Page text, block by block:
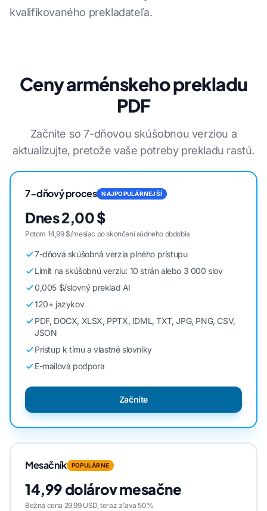
kvalifikovaného prekladateľa.
Ceny arménskeho prekladu
PDF
Začnite so 7-dňovou skúšobnou verziou a
aktualizujte, pretože vaše potreby prekladu rastú.
7-dňový proces NAJPOPULÁRNEJŠÍ
Dnes 2,00 $
Potom 14,99 $/mesiac po skončení súdneho obdobia
7-dňová skúšobná verzia plného prístupu
Limit na skúšobnú verziu: 10 strán alebo 3 000 slov
0,005 $/slovný preklad AI
120+ jazykov
PDF, DOCX, XLSX, PPTX, IDML, TXT, JPG, PNG, CSV,
JSON
Prístup k tímu a vlastné slovníky
E-mailová podpora
Začnite
Mesačník POPULÁRNE
14,99 dolárov mesačne
Bežná cena 29,99 USD, teraz zľava 50%